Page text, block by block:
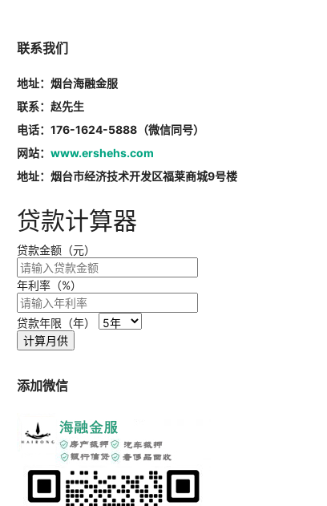
联系我们
地址：烟台海融金服
联系：赵先生
电话：176-1624-5888（微信同号）
网站： www.ershehs.com
地址：烟台市经济技术开发区福莱商城9号楼
贷款计算器
贷款金额（元）
年利率（%）
贷款年限（年）
计算月供
添加微信